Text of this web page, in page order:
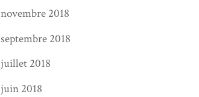
novembre 2018
septembre 2018
juillet 2018
juin 2018